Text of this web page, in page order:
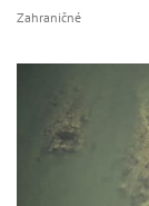
Zahraničné